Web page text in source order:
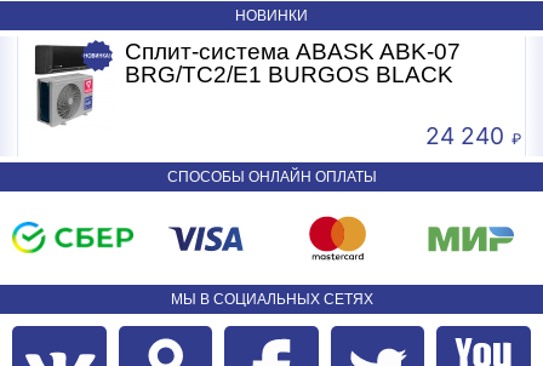
НОВИНКИ
Сплит-система ABASK ABK-07
BRG/TC2/E1 BURGOS BLACK
24 240
СПОСОБЫ ОНЛАЙН ОПЛАТЫ
МЫ В СОЦИАЛЬНЫХ СЕТЯХ